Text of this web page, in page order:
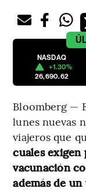
NASDAQ
+1.30%
26,690.62
Bloomberg —
lunes nuevas
viajeros que
cuales exigen
vacunación
además de